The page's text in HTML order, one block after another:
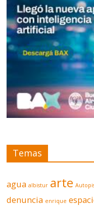
Temas
agua albistur arte
denuncia enrique